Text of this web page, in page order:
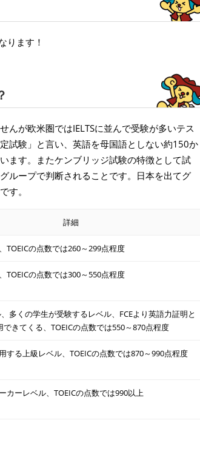
ります！
んが欧米圏ではIELTSに並んで受験が多いテス
試験」と言い、英語を母国語としない約150か
ます。またケンブリッジ試験の特徴として試
ループで判断されることです。日本を出てグ
す。
詳細
TOEICの点数では260～299点程度
TOEICの点数では300～550点程度
多くの学生が受験するレベル、FCEより英語力証明と
できてくる、TOEICの点数では550～870点程度
する上級レベル、TOEICの点数では870～990点程度
カーレベル、TOEICの点数では990以上